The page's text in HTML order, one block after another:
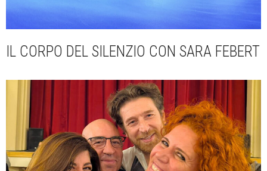
IL CORPO DEL SILENZIO CON SARA FEBERT